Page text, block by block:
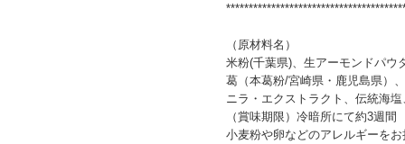
（原材料名）
米粉(千葉県)、生アーモンドパウ
葛（本葛粉/宮崎県・鹿児島県）
ニラ・エクストラクト、伝統海
（賞味期限）冷暗所にて約3週間
小麦粉や卵などのアレルギーを